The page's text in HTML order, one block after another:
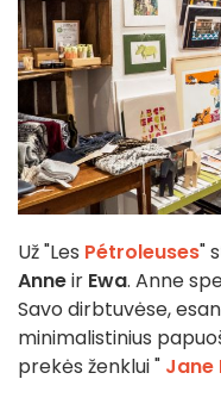
Už "Les Pétroleuses"
Anneir Ewa. Anne
Savo dirbtuvėse,
minimalistinius
prekės ženklui " Jane